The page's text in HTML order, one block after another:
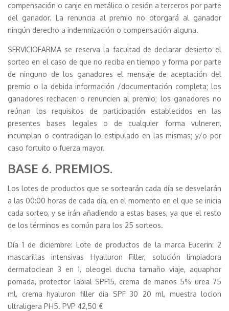
compensación o canje en metálico o cesión a terceros por parte
del ganador. La renuncia al premio no otorgará al ganador
ningún derecho a indemnización o compensación alguna.
SERVICIOFARMA se reserva la facultad de declarar desierto el
sorteo en el caso de que no reciba en tiempo y forma por parte
de ninguno de los ganadores el mensaje de aceptación del
premio o la debida información /documentación completa; los
ganadores rechacen o renuncien al premio; los ganadores no
reúnan los requisitos de participación establecidos en las
presentes bases legales o de cualquier forma vulneren,
incumplan o contradigan lo estipulado en las mismas; y/o por
caso fortuito o fuerza mayor.
BASE 6. PREMIOS.
Los lotes de productos que se sortearán cada día se desvelarán
a las 00:00 horas de cada día, en el momento en el que se inicia
cada sorteo, y se irán añadiendo a estas bases, ya que el resto
de los términos es común para los 25 sorteos.
Día 1 de diciembre: Lote de productos de la marca Eucerin: 2
mascarillas intensivas Hyalluron Filler, solución limpiadora
dermatoclean 3 en 1, oleogel ducha tamaño viaje, aquaphor
pomada, protector labial SPF15, crema de manos 5% urea 75
ml, crema hyaluron filler dia SPF 30 20 ml, muestra locion
ultraligera PH5. PVP 42,50 €